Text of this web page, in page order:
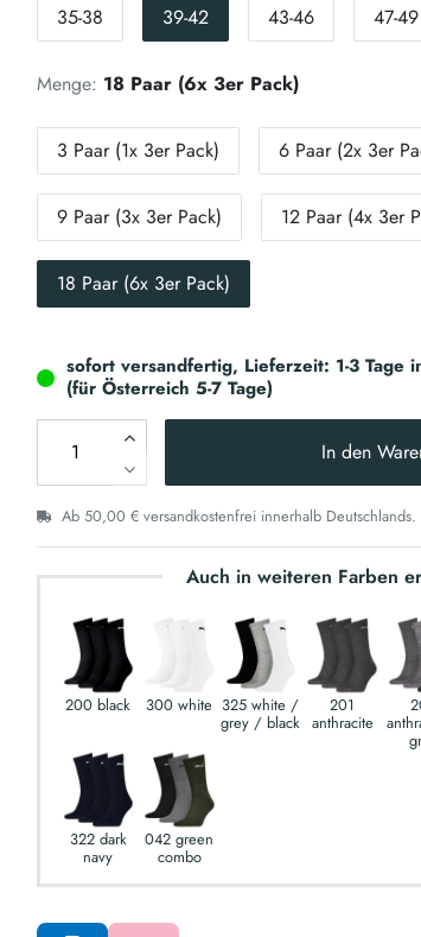
35-38 39-42 43-46 47-49
Menge: 18 Paar (6x 3er Pack)
3 Paar (1x 3er Pack) 6 Paar (2x 3er
9 Paar (3x 3er Pack) 12 Paar (4x 3er
18 Paar (6x 3er Pack)
sofort versandfertig, Lieferzeit: 1-3 Tage
(für Österreich 5-7 Tage)
In den
Ab 50,00 € versandkostenfrei innerhalb Deutschlands.
Auch in weiteren Farben
200 black 300 white 325 white /
grey / black
201
anthracite
322 dark
navy
042 green
combo